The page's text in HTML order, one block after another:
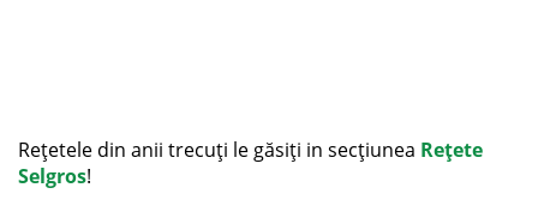
Rețetele din anii trecuți le găsiți in secțiunea Rețete
Selgros!